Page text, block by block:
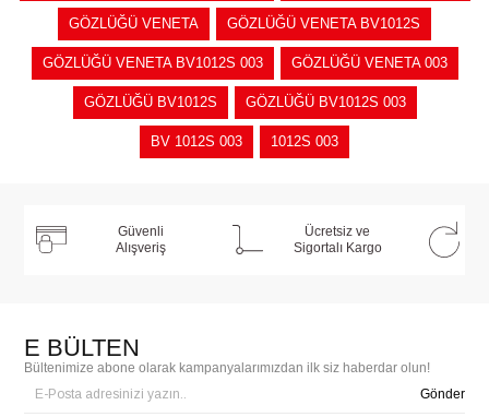
GÖZLÜĞÜ VENETA GÖZLÜĞÜ VENETA BV1012S
GÖZLÜĞÜ VENETA BV1012S 003 GÖZLÜĞÜ VENETA 003
GÖZLÜĞÜ BV1012S GÖZLÜĞÜ BV1012S 003
BV 1012S 003 1012S 003
Güvenli
Alışveriş
Ücretsiz ve
Sigortalı Kargo
E BÜLTEN
Bültenimize abone olarak kampanyalarımızdan ilk siz haberdar olun!
Gönder